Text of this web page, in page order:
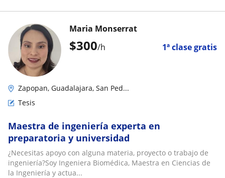
$300/h 1ª clase gratis
Maria Monserrat
Zapopan, Guadalajara, San Ped...
Tesis
Maestra de ingeniería experta en
preparatoria y universidad
¿Necesitas apoyo con alguna materia, proyecto o trabajo de
ingeniería?Soy Ingeniera Biomédica, Maestra en Ciencias de
la Ingeniería y actua...